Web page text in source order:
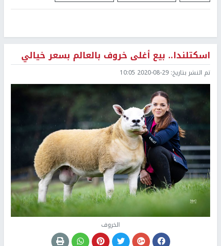
اسكتلندا.. بيع أغلى خروف بالعالم بسعر خيالي
تم النشر بتاريخ: 2020-08-29 10:05
الخروف